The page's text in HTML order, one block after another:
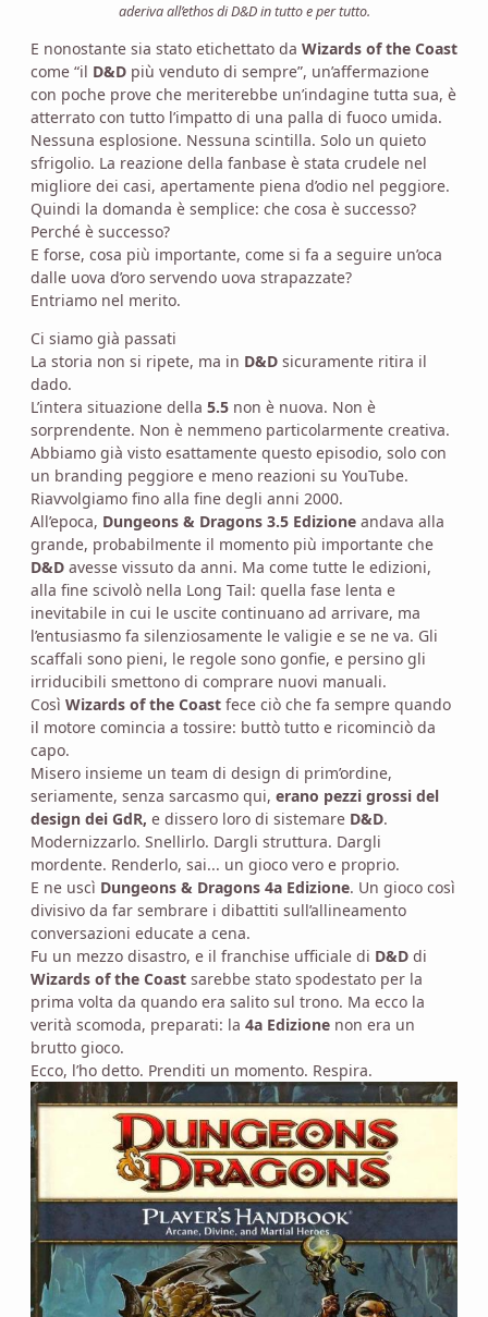
aderiva all’ethos di D&D in tutto e per tutto.
E nonostante sia stato etichettato da Wizards of the Coast
come “il D&D più venduto di sempre”, un’affermazione
con poche prove che meriterebbe un’indagine tutta sua, è
atterrato con tutto l’impatto di una palla di fuoco umida.
Nessuna esplosione. Nessuna scintilla. Solo un quieto
sfrigolio. La reazione della fanbase è stata crudele nel
migliore dei casi, apertamente piena d’odio nel peggiore.
Quindi la domanda è semplice: che cosa è successo?
Perché è successo?
E forse, cosa più importante, come si fa a seguire un’oca
dalle uova d’oro servendo uova strapazzate?
Entriamo nel merito.
Ci siamo già passati
La storia non si ripete, ma in D&D sicuramente ritira il
dado.
L’intera situazione della 5.5 non è nuova. Non è
sorprendente. Non è nemmeno particolarmente creativa.
Abbiamo già visto esattamente questo episodio, solo con
un branding peggiore e meno reazioni su YouTube.
Riavvolgiamo fino alla fine degli anni 2000.
All’epoca, Dungeons & Dragons 3.5 Edizione andava alla
grande, probabilmente il momento più importante che
D&D avesse vissuto da anni. Ma come tutte le edizioni,
alla fine scivolò nella Long Tail: quella fase lenta e
inevitabile in cui le uscite continuano ad arrivare, ma
l’entusiasmo fa silenziosamente le valigie e se ne va. Gli
scaffali sono pieni, le regole sono gonfie, e persino gli
irriducibili smettono di comprare nuovi manuali.
Così Wizards of the Coast fece ciò che fa sempre quando
il motore comincia a tossire: buttò tutto e ricominciò da
capo.
Misero insieme un team di design di prim’ordine,
seriamente, senza sarcasmo qui, erano pezzi grossi del
design dei GdR, e dissero loro di sistemare D&D.
Modernizzarlo. Snellirlo. Dargli struttura. Dargli
mordente. Renderlo, sai... un gioco vero e proprio.
E ne uscì Dungeons & Dragons 4a Edizione. Un gioco così
divisivo da far sembrare i dibattiti sull’allineamento
conversazioni educate a cena.
Fu un mezzo disastro, e il franchise ufficiale di D&D di
Wizards of the Coast sarebbe stato spodestato per la
prima volta da quando era salito sul trono. Ma ecco la
verità scomoda, preparati: la 4a Edizione non era un
brutto gioco.
Ecco, l’ho detto. Prenditi un momento. Respira.